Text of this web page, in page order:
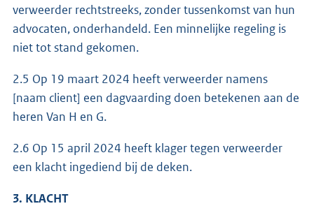
verweerder rechtstreeks, zonder tussenkomst van hun
advocaten, onderhandeld. Een minnelijke regeling is
niet tot stand gekomen.
2.5 Op 19 maart 2024 heeft verweerder namens
[naam client] een dagvaarding doen betekenen aan de
heren Van H en G.
2.6 Op 15 april 2024 heeft klager tegen verweerder
een klacht ingediend bij de deken.
3. KLACHT